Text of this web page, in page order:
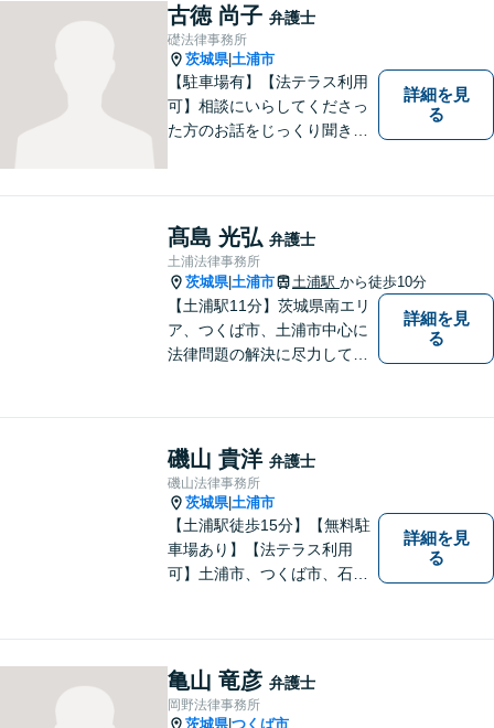
古徳 尚子 弁護士
礎法律事務所
茨城県| 土浦市
【駐車場有】【法テラス利用
可】相談にいらしてくださっ
た方のお話をじっくり聞き、
相談は早めの相談が大切で
す。皆様が相談しやすい環境
を整えておりますので、お気
軽にご相談ください。
詳細を見
る
髙島 光弘 弁護士
土浦法律事務所
茨城県| 土浦市 土浦駅 から徒歩10分
【土浦駅11分】茨城県南エリ
ア、つくば市、土浦市中心に
法律問題の解決に尽力してお
ら、お気軽にご相談くださ
い。
詳細を見
る
磯山 貴洋 弁護士
磯山法律事務所
茨城県| 土浦市
【土浦駅徒歩15分】【無料駐
車場あり】【法テラス利用
可】土浦市、つくば市、石岡
ほか、県内・県外対応しま
す。
詳細を見
る
亀山 竜彦 弁護士
岡野法律事務所
茨城県|つくば市